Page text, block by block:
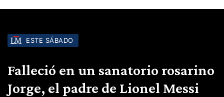
ESTE SÁBADO
Falleció en un sanatorio rosarino
Jorge, el padre de Lionel Messi